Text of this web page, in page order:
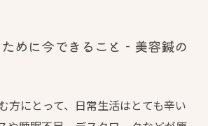
めに今できること - 美容鍼の
方にとって、日常生活はとても辛い